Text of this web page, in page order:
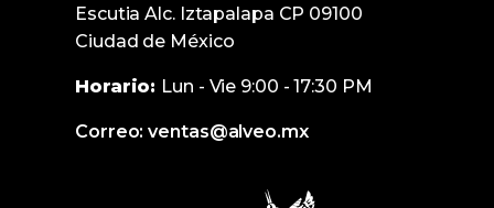
Escutia Alc. Iztapalapa CP 09100
Ciudad de México
Horario: Lun - Vie 9:00 - 17:30 PM
Correo: ventas@alveo.mx